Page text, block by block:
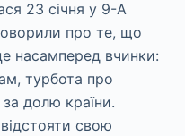
23 січня у 9-А
про те, що
насамперед вчинки:
турбота про
за долю країни.
свою